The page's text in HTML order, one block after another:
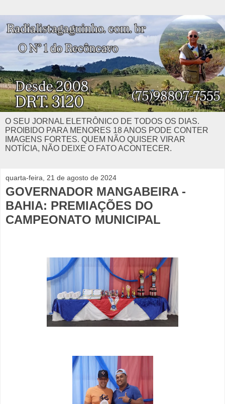
O SEU JORNAL ELETRÔNICO DE TODOS OS DIAS.
PROIBIDO PARA MENORES 18 ANOS PODE CONTER
IMAGENS FORTES. QUEM NÃO QUISER VIRAR
NOTÍCIA, NÃO DEIXE O FATO ACONTECER.
quarta-feira, 21 de agosto de 2024
GOVERNADOR MANGABEIRA -
BAHIA: PREMIAÇÕES DO
CAMPEONATO MUNICIPAL